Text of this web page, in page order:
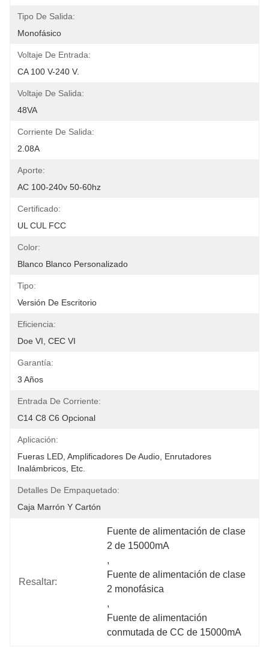
Tipo De Salida:
Monofásico
Voltaje De Entrada:
CA 100 V-240 V.
Voltaje De Salida:
48VA
Corriente De Salida:
2.08A
Aporte:
AC 100-240v 50-60hz
Certificado:
UL CUL FCC
Color:
Blanco Blanco Personalizado
Tipo:
Versión De Escritorio
Eficiencia:
Doe VI, CEC VI
Garantía:
3 Años
Entrada De Corriente:
C14 C8 C6 Opcional
Aplicación:
Fueras LED, Amplificadores De Audio, Enrutadores
Inalámbricos, Etc.
Detalles De Empaquetado:
Caja Marrón Y Cartón
Resaltar:
Fuente de alimentación de clase
2 de 15000mA
,
Fuente de alimentación de clase
2 monofásica
,
Fuente de alimentación
conmutada de CC de 15000mA